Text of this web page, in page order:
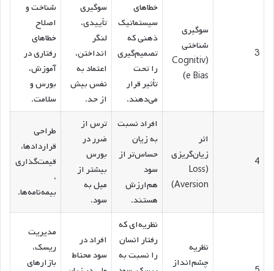
3
سوگیری
شناختی
(Cognitiv
e Bias)
خطاهای
سیستماتیک
ذهنی که
تصمیم‌گیری
را تحت
تأثیر قرار
می‌دهند.
سوگیری
تأییدی،
لنگر
انداختن،
اعتماد به
نفس بیش
از حد.
شناخت و
اصلاح
خطاهای
رفتاری در
آموزش،
بورس و
سلامت.
4
اثر
زیان‌گریزی
(Loss
Aversion)
افراد نسبت
به زیان
حساس‌تر از
سود
هم‌ارزش
هستند.
ترس از
ضرر در
بورس
بیشتر از
میل به
سود.
طراحی
قراردادها،
قیمت‌گذاری
،
بیمه‌نامه‌ها.
نظریه
چشم‌انداز
نظریه‌ای که
رفتار انسان
را نسبت به
افراد در
سود محتاط
مدیریت
ریسک،
بازارهای